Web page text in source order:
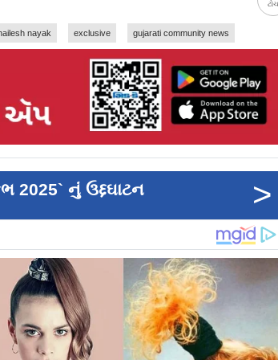
nayak exclusive gujarati community news
2025` નું ઉદ્દઘાટન >